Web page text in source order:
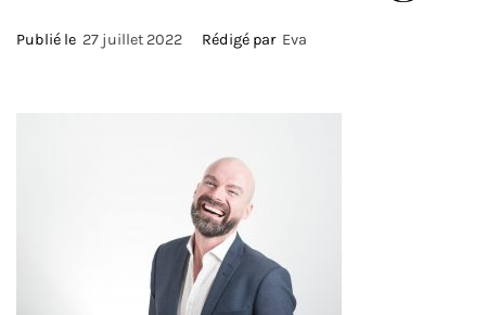
Publié le 27 juillet 2022 Rédigé par Eva